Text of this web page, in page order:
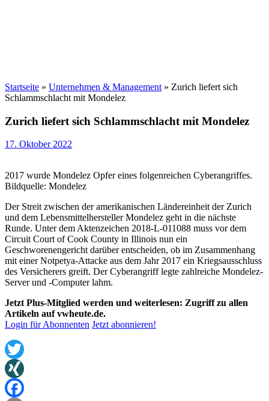
Startseite » Unternehmen & Management » Zurich liefert sich
Schlammschlacht mit Mondelez
Zurich liefert sich Schlammschlacht mit Mondelez
17. Oktober 2022
2017 wurde Mondelez Opfer eines folgenreichen Cyberangriffes.
Bildquelle: Mondelez
Der Streit zwischen der amerikanischen Ländereinheit der Zurich
und dem Lebensmittelhersteller Mondelez geht in die nächste
Runde. Unter dem Aktenzeichen 2018-L-011088 muss vor dem
Circuit Court of Cook County in Illinois nun ein
Geschworenengericht darüber entscheiden, ob im Zusammenhang
mit einer Notpetya-Attacke aus dem Jahr 2017 ein Kriegsausschluss
des Versicherers greift. Der Cyberangriff legte zahlreiche Mondelez-
Server und -Computer lahm.
Jetzt Plus-Mitglied werden und weiterlesen: Zugriff zu allen
Artikeln auf vwheute.de.
Login für Abonnenten Jetzt abonnieren!
Twitter
XING